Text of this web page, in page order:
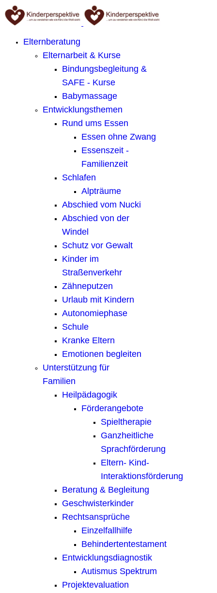
Elternberatung
Elternarbeit & Kurse
Bindungsbegleitung &
SAFE - Kurse
Babymassage
Entwicklungsthemen
Rund ums Essen
Essen ohne Zwang
Essenszeit -
Familienzeit
Schlafen
Alpträume
Abschied vom Nucki
Abschied von der
Windel
Schutz vor Gewalt
Kinder im
Straßenverkehr
Zähneputzen
Urlaub mit Kindern
Autonomiephase
Schule
Kranke Eltern
Emotionen begleiten
Unterstützung für
Familien
Heilpädagogik
Förderangebote
Spieltherapie
Ganzheitliche
Sprachförderung
Eltern- Kind-
Interaktionsförderung
Beratung & Begleitung
Geschwisterkinder
Rechtsansprüche
Einzelfallhilfe
Behindertentestament
Entwicklungsdiagnostik
Autismus Spektrum
Projektevaluation